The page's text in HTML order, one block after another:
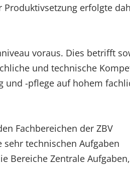
Produktivsetzung erfolgte
voraus. Dies betrifft
und technische
und -pflege auf hohem
Fachbereichen der ZBV
technischen Aufgaben
Bereiche Zentrale Aufgaben,